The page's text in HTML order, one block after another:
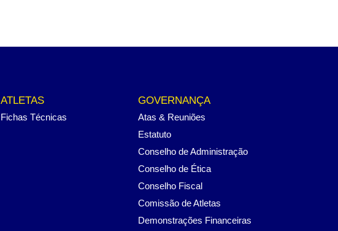
ATLETAS
Fichas Técnicas
GOVERNANÇA
Atas & Reuniões
Estatuto
Conselho de Administração
Conselho de Ética
Conselho Fiscal
Comissão de Atletas
Demonstrações Financeiras